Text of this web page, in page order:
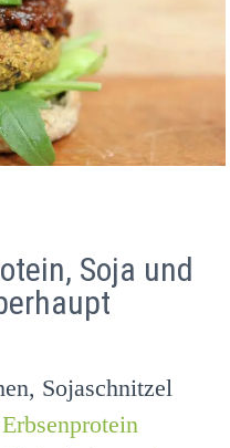
Soja und
Sojaschnitzel
Erbsenprotein